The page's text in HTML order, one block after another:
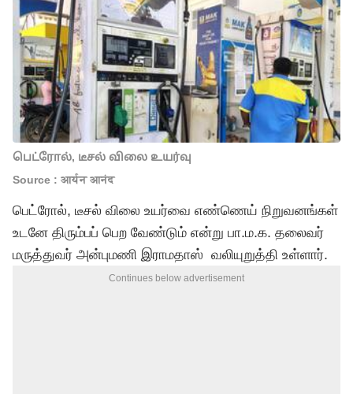
பெட்ரோல், டீசல் விலை உயர்வு
Source : आर्यन आनंद
பெட்ரோல், டீசல் விலை உயர்வை எண்ணெய் நிறுவனங்கள்
உடனே திரும்பப் பெற வேண்டும் என்று பா.ம.க. தலைவர்
மருத்துவர் அன்புமணி இராமதாஸ் வலியுறுத்தி உள்ளார்.
Continues below advertisement